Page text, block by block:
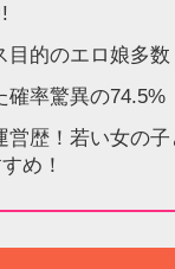
目的のエロ娘多数
確率驚異の74.5%
営歴！若い女の子
め！